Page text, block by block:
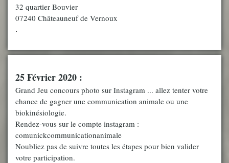
32 quartier Bouvier
07240 Châteauneuf de Vernoux
.
25 Février 2020 :
Grand Jeu concours photo sur Instagram ... allez tenter votre
chance de gagner une communication animale ou une
biokinésiologie.
Rendez-vous sur le compte instagram :
comunickcommunicationanimale
Noubliez pas de suivre toutes les étapes pour bien valider
votre participation.